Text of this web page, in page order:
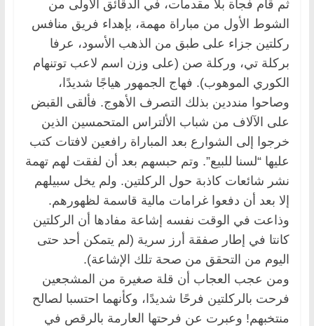
ثم قام فجأة بلا مقدمات، في الدقائق الأولى من
الشوط الأول من مباراة مهمة، بإهداء فريق منافس
ركلتين جزاء على طبق من الذهب الأسود، عرفا
بركلة تي، وركلة صن (على وزن اسم لاعب توتنهام
الكوري الموهوب). فهاج الجمهور هياجًا شديدًا،
وصاحوا منددين بذلك التصرف الأهوج. فألقى القبض
على الآلاف من شباب الألتراس المتحمسين الذين
خرجوا إلى الشوارع بعد المباراة رافعين لافتات كتب
عليها “لسنا للبيع”. وتم حبسهم بعد أن لفقت لهم تهمة
نشر شائعات كاذبة حول الركلتين. ولم يخل سبيلهم
إلا بعد أن دفعوا غرامات مالية قاسمة لظهورهم.
وذاعت في الوقت نفسه إشاعة مفادها أن الركلتين
كانتا في إطار صفقة أرز سرية (لم يتمكن أحد حتى
اليوم من التحقق من صحة تلك الإشاعة).
ومن عجب العجاب أن قلة صغيرة من المشجعين
فرحت بالركلتين فرحًا شديدًا، وكأنهما احتسبا لصالح
منتخبهم! وعبرت عن فرحتها العارمة بالرقص في